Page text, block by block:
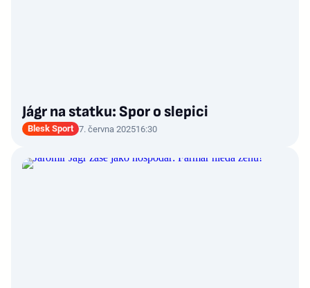
Jágr na statku: Spor o slepici
Blesk Sport 7. června 202516:30